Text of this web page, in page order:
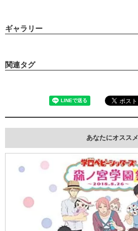
ギャラリー
関連タグ
あなたにオススメ